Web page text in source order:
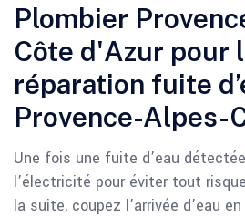
Plombier
Côte d'Azur pour
réparation fuite
Provence-Alpes-
Une fois une fuite d’eau
l’électricité pour éviter tout
la suite, coupez l’arrivée d’eau